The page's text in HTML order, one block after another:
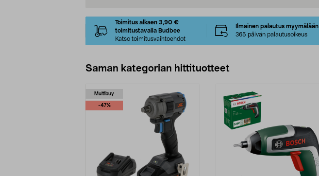
Toimitus alkaen 3,90 €
toimitustavalla Budbee
Katso toimitusvaihtoehdot
Ilmainen palautus myymälään
365 päivän palautusoikeus
Saman kategorian hittituotteet
Multibuy
-47%